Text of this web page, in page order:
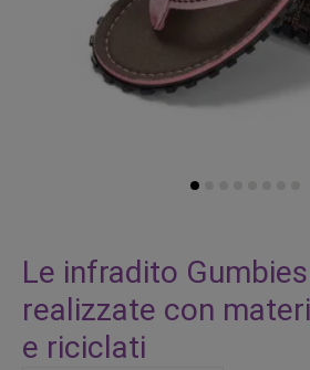
all'inizio
della
galleria
immagini
Le infradito
realizzate con
e riciclati